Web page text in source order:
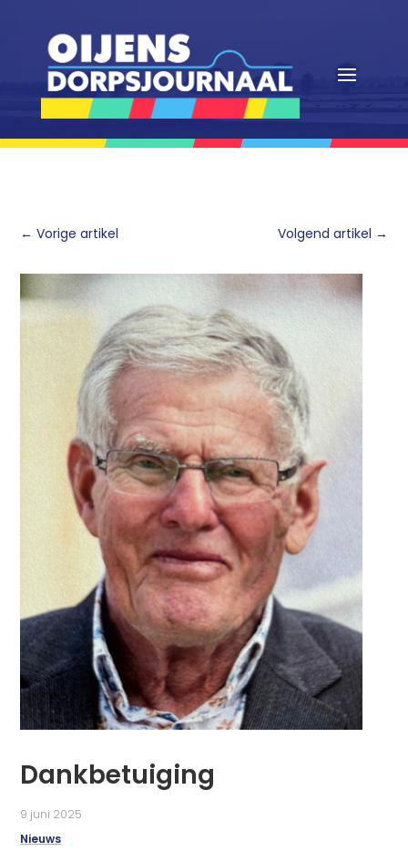
←Vorige artikel Volgend artikel →
Dankbetuiging
9 juni 2025
Nieuws